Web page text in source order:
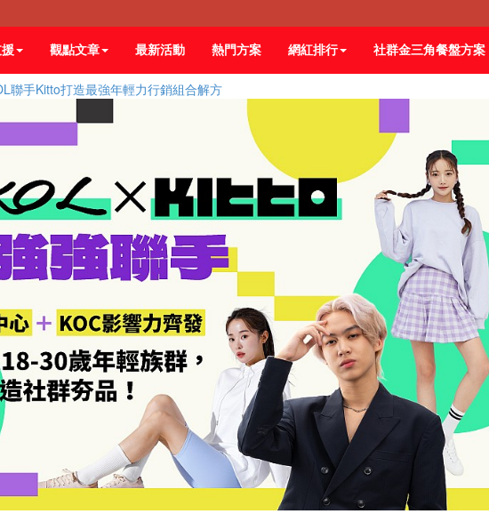
觀點文章 最新活動 熱門方案 網紅排行 社群金三角餐盤方案
聯手Kitto打造最強年輕力行銷組合解方